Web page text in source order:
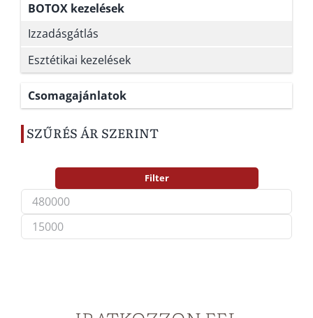
BOTOX kezelések
Izzadásgátlás
Esztétikai kezelések
Csomagajánlatok
SZŰRÉS ÁR SZERINT
Filter